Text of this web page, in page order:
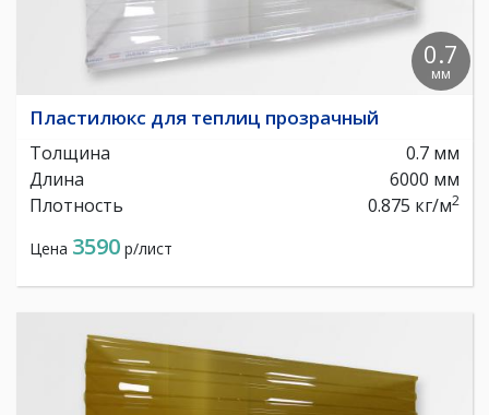
0.7
мм
Пластилюкс для теплиц прозрачный
Толщина
0.7 мм
Длина
6000 мм
Плотность
0.875 кг/м2
Цена 3590 р/лист